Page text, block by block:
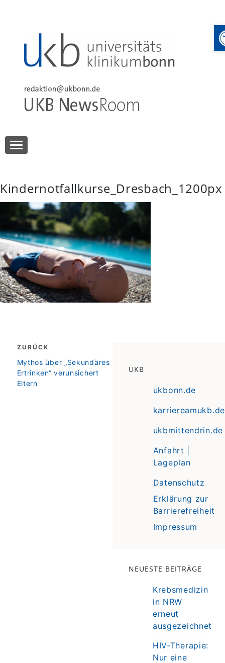
UKB NewsRoom
Kindernotfallkurse_Dresbach_1200px
Beitragsnavigation
ZURÜCK
zurück
Mythos über „Sekundäres
Ertrinken“ verunsichert
Eltern
UKB
ukbonn.de
karriereamukb.de
ukbmittendrin.de
Anfahrt |
Lageplan
Datenschutz
Erklärung zur
Barrierefreiheit
Impressum
NEUESTE BEITRÄGE
Krebsmedizin
in NRW
erneut
ausgezeichnet
HIV-Therapie:
Nur eine